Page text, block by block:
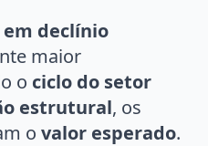
declínio
maior
o ciclo do setor
estrutural, os
o valor esperado.